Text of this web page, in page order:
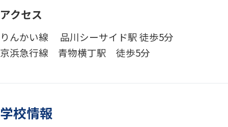
アクセス
りんかい線 品川シーサイド駅 徒歩5分
京浜急行線 青物横丁駅 徒歩5分
学校情報